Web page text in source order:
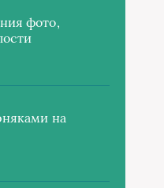
фото,
на